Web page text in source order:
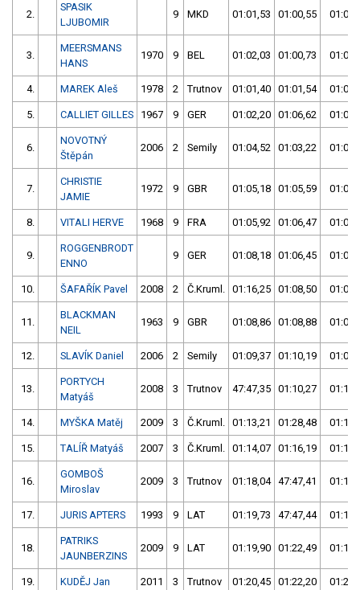
2.
SPASIK
LJUBOMIR
9 MKD 01:01,53 01:00,55
3.
MEERSMANS
HANS
1970 9 BEL 01:02,03 01:00,73
4. MAREK Aleš 1978 2 Trutnov 01:01,40 01:01,54
5. CALLIET GILLES 1967 9 GER 01:02,20 01:06,62
6.
NOVOTNÝ
Štěpán
2006 2 Semily 01:04,52 01:03,22
7.
CHRISTIE
JAMIE
1972 9 GBR 01:05,18 01:05,59
8. VITALI HERVE 1968 9 FRA 01:05,92 01:06,47
9.
ROGGENBRODT
ENNO
9 GER 01:08,18 01:06,45
10. ŠAFAŘÍK Pavel 2008 2 Č.Kruml. 01:16,25 01:08,50
11.
BLACKMAN
NEIL
1963 9 GBR 01:08,86 01:08,88
12. SLAVÍK Daniel 2006 2 Semily 01:09,37 01:10,19
13.
PORTYCH
Matyáš
2008 3 Trutnov 47:47,35 01:10,27
14. MYŠKA Matěj 2009 3 Č.Kruml. 01:13,21 01:28,48
15. TALÍŘ Matyáš 2007 3 Č.Kruml. 01:14,07 01:16,19
16.
GOMBOŠ
Miroslav
2009 3 Trutnov 01:18,04 47:47,41
17. JURIS APTERS 1993 9 LAT 01:19,73 47:47,44
18.
PATRIKS
JAUNBERZINS
2009 9 LAT 01:19,90 01:22,49
19. KUDĚJ Jan 2011 3 Trutnov 01:20,45 01:22,20